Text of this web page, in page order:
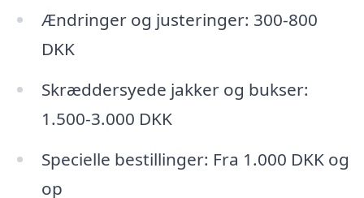
Ændringer og justeringer: 300-800
DKK
Skræddersyede jakker og bukser:
1.500-3.000 DKK
Specielle bestillinger: Fra 1.000 DKK og
op